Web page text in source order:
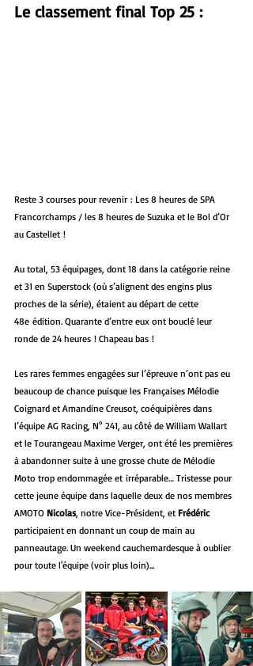
Le classement final Top 25 :
Reste 3 courses pour revenir : Les 8 heures de SPA
Francorchamps / les 8 heures de Suzuka et le Bol d’Or
au Castellet !
Au total, 53 équipages, dont 18 dans la catégorie reine
et 31 en Superstock (où s’alignent des engins plus
proches de la série), étaient au départ de cette
48e édition. Quarante d’entre eux ont bouclé leur
ronde de 24 heures ! Chapeau bas !
Les rares femmes engagées sur l’épreuve n’ont pas eu
beaucoup de chance puisque les Françaises Mélodie
Coignard et Amandine Creusot, coéquipières dans
l’équipe AG Racing, N° 241, au côté de William Wallart
et le Tourangeau Maxime Verger, ont été les premières
à abandonner suite à une grosse chute de Mélodie
Moto trop endommagée et irréparable… Tristesse pour
cette jeune équipe dans laquelle deux de nos membres
AMOTO Nicolas, notre Vice-Président, et Frédéric
participaient en donnant un coup de main au
panneautage. Un weekend cauchemardesque à oublier
pour toute l'équipe (voir plus loin)...